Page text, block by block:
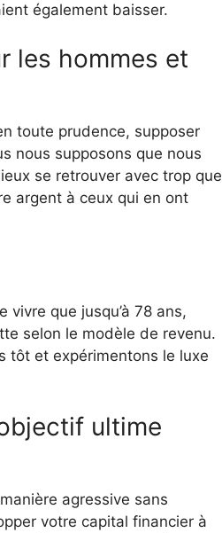
également baisser.
les hommes et
toute prudence, supposer
nous supposons que nous
se retrouver avec trop que
argent à ceux qui en ont
que jusqu’à 78 ans,
selon le modèle de revenu.
tôt et expérimentons le luxe
ultime
agressive sans
votre capital financier à